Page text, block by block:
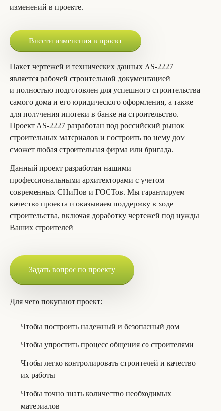
изменений в проекте.
Внести изменения в проект
Пакет чертежей и технических данных AS-2227
является рабочей строительной документацией
и полностью подготовлен для успешного строительства
самого дома и его юридического оформления, а также
для получения ипотеки в банке на строительство.
Проект AS-2227 разработан под российский рынок
строительных материалов и построить по нему дом
сможет любая строительная фирма или бригада.
Данный проект разработан нашими
профессиональными архитекторами с учетом
современных СНиПов и ГОСТов. Мы гарантируем
качество проекта и оказываем поддержку в ходе
строительства, включая доработку чертежей под нужды
Ваших строителей.
Задать вопрос по проекту
Для чего покупают проект:
Чтобы построить надежный и безопасный дом
Чтобы упростить процесс общения со строителями
Чтобы легко контролировать строителей и качество
их работы
Чтобы точно знать количество необходимых
материалов